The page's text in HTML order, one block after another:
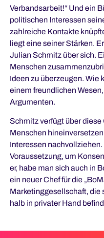
Verbandsarbeit!“ Und ein
politischen Interessen
zahlreiche Kontakte
liegt eine seiner Stärken.
Julian Schmitz über sich.
Menschen
Ideen zu überzeugen. Wie
einem freundlichen
Argumenten.
Schmitz verfügt über
Menschen
Interessen
Voraussetzung, um
er, habe man sich auch in
ein neuer Chef für die
Marketinggesellschaft, die
halb in privater Hand